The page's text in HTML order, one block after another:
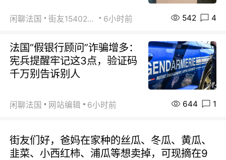
闲聊法国 街友15402223 6小时前 542 4
法国“假银行顾问”诈骗增多：
宪兵提醒牢记这3点，验证码
千万别告诉别人
闲聊法国 网站编辑 6小时前 644 1
街友们好，爸妈在家种的丝瓜、冬瓜、黄瓜、
韭菜、小西红柿、浦瓜等想卖掉，可现摘在9